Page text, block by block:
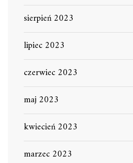
sierpień 2023
lipiec 2023
czerwiec 2023
maj 2023
kwiecień 2023
marzec 2023